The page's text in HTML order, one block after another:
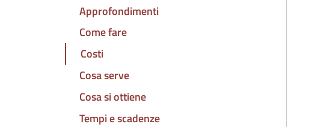
Approfondimenti
Come fare
Costi
Cosa serve
Cosa si ottiene
Tempi e scadenze